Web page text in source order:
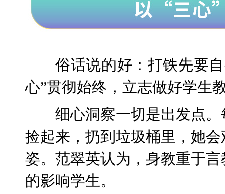
俗话说的好：打铁先要
心”贯彻始终，立志做好学生
细心洞察一切是出发点
捡起来，扔到垃圾桶里，她
姿。范翠英认为，身教重于
的影响学生。